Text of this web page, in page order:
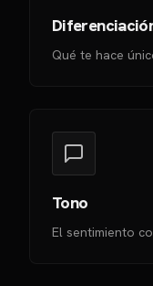
Qué te hace
Tono
El sentimiento